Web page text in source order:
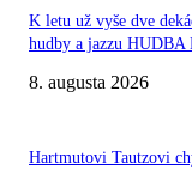
K letu už vyše dve
hudby a jazzu HUDBA
8. augusta 2026
Hartmutovi Tautzovi